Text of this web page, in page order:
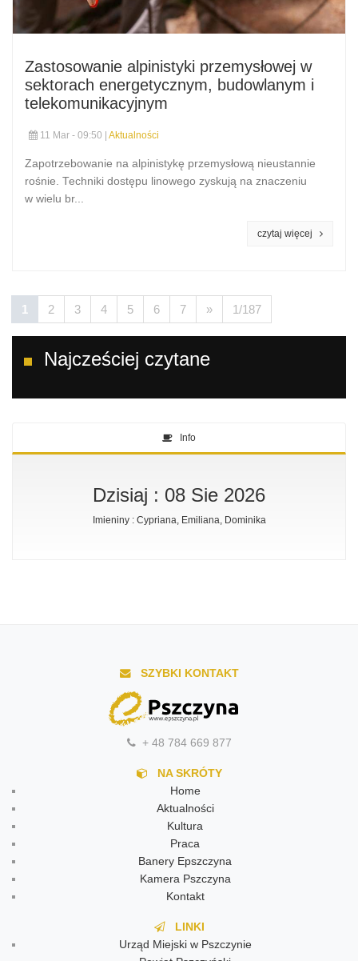
Zastosowanie alpinistyki przemysłowej w
sektorach energetycznym, budowlanym i
telekomunikacyjnym
11 Mar - 09:50 | Aktualności
Zapotrzebowanie na alpinistykę przemysłową nieustannie
rośnie. Techniki dostępu linowego zyskują na znaczeniu
w wielu br...
1 2 3 4 5 6 7 » 1/187
Najcześciej czytane
Info
Dzisiaj : 08 Sie 2026
Imieniny : Cypriana, Emiliana, Dominika
SZYBKI KONTAKT
+ 48 784 669 877
NA SKRÓTY
Home
Aktualności
Kultura
Praca
Banery Epszczyna
Kamera Pszczyna
Kontakt
LINKI
Urząd Miejski w Pszczynie